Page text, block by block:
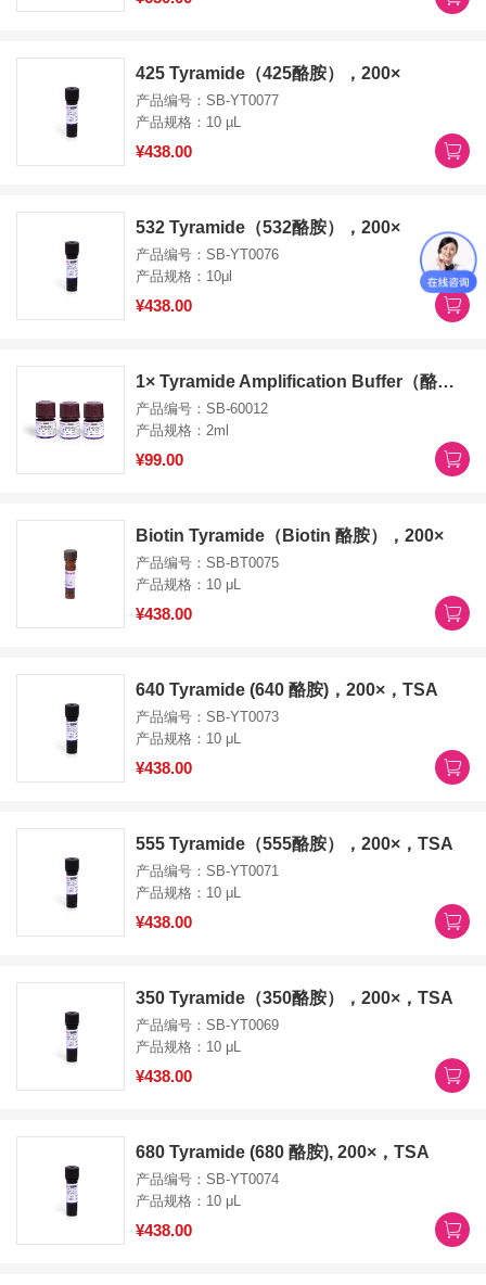
425 Tyramide（425酪胺），200×
产品编号：SB-YT0077
产品规格：10 µL
¥438.00
532 Tyramide（532酪胺），200×
产品编号：SB-YT0076
产品规格：10μl
¥438.00
1× Tyramide Amplification Buffer（酪胺放大缓冲液）
产品编号：SB-60012
产品规格：2ml
¥99.00
Biotin Tyramide（Biotin 酪胺），200×
产品编号：SB-BT0075
产品规格：10 μL
¥438.00
640 Tyramide (640 酪胺)，200×，TSA
产品编号：SB-YT0073
产品规格：10 μL
¥438.00
555 Tyramide（555酪胺），200×，TSA
产品编号：SB-YT0071
产品规格：10 μL
¥438.00
350 Tyramide（350酪胺），200×，TSA
产品编号：SB-YT0069
产品规格：10 μL
¥438.00
680 Tyramide (680 酪胺), 200×，TSA
产品编号：SB-YT0074
产品规格：10 μL
¥438.00